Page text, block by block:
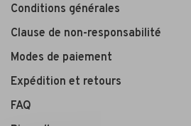
Conditions générales
Clause de non-responsabilité
Modes de paiement
Expédition et retours
FAQ